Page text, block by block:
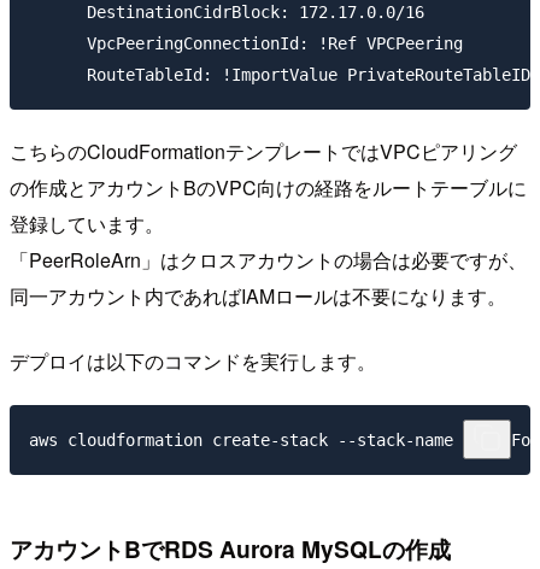
      DestinationCidrBlock: 172.17.0.0/16
      VpcPeeringConnectionId: !Ref VPCPeering
こちらのCloudFormationテンプレートではVPCピアリング
の作成とアカウントBのVPC向けの経路をルートテーブルに
登録しています。
「PeerRoleArn」はクロスアカウントの場合は必要ですが、
同一アカウント内であればIAMロールは不要になります。
デプロイは以下のコマンドを実行します。
アカウントBでRDS Aurora MySQLの作成